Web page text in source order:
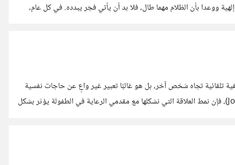
ووعدا بأن الظلام مهما طال، فلا بد أن يأتي فجر يبدده. في كل عام،
تلقائية تجاه شخص آخر، بل هو غالبًا تعبير غير واعٍ عن حاجات نفسية
داخلية لم تُشبَع في مراحل مبكرة من الحياة. فوفقًا لنظرية التعلق (Attachment Theory) التي طورها جون بولبي (John Bowlby)، فإن نمط العلاقة التي نشكلها مع مقدمي الرعاية في الطفولة يؤثر بشكل